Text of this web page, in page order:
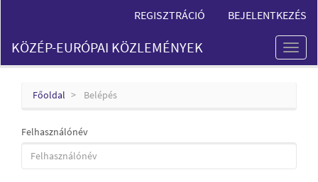
Content
Sidebar
REGISZTRÁCIÓ BEJELENTKEZÉS
Toggle
KÖZÉP-EURÓPAI KÖZLEMÉNYEK
Főoldal Belépés
Felhasználónév